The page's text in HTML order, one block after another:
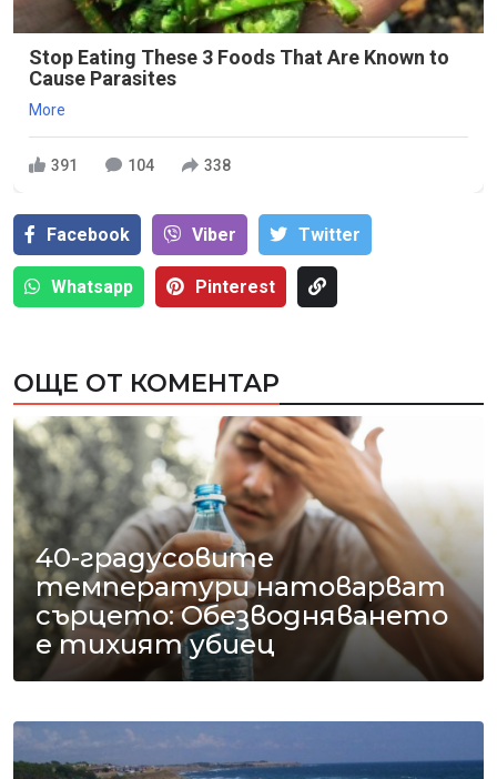
Stop Eating These 3 Foods That Are Known to
Cause Parasites
More
391 104 338
Facebook Viber Тwitter
Whatsapp Pinterest
ОЩЕ ОТ КОМЕНТАР
40-градусовите
температури натоварват
сърцето: Обезводняването
е тихият убиец